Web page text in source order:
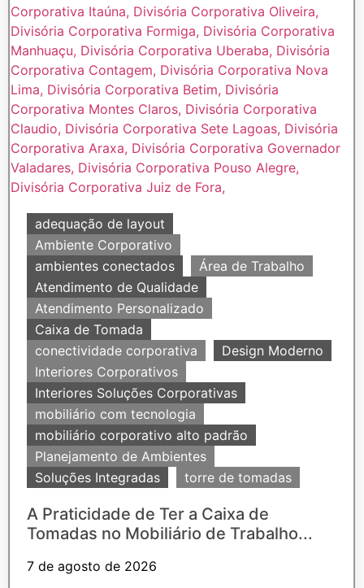
adequação de layout
Ambiente Corporativo
ambientes conectados
Área de Trabalho
Atendimento de Qualidade
Atendimento Personalizado
Caixa de Tomada
conectividade corporativa
Design Moderno
Interiores Corporativos
Interiores Soluções Corporativas
mobiliário com tecnologia
mobiliário corporativo alto padrão
Planejamento de Ambientes
Soluções Integradas
torre de tomadas
A Praticidade de Ter a Caixa de
Tomadas no Mobiliário de Trabalho...
7 de agosto de 2026